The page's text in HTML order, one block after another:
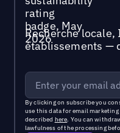
Recherche
établissements —
By clicking on subscribe you
use this data for email
described here. You can
lawfulness of the processing